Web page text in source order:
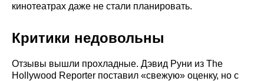
кинотеатрах даже не стали планировать.
Критики недовольны
Отзывы вышли прохладные. Дэвид Руни из The
Hollywood Reporter поставил «свежую» оценку, но с